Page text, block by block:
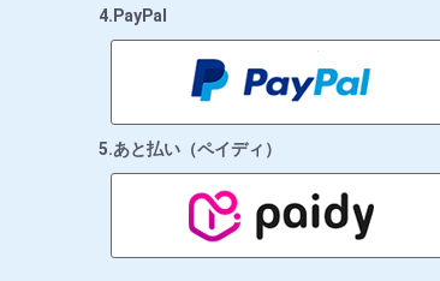
4.PayPal
5.あと払い（ペイディ）